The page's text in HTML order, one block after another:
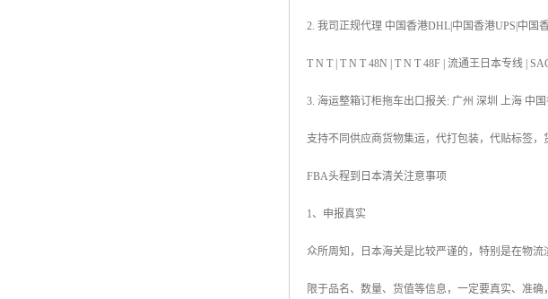
2. 我司正规代理 中国香港DHL|中国香港UPS|中国
T N T | T N T 48N | T N T 48F | 流通王日本专线 |
3. 海运整箱订柜拖车出口报关: 广州 深圳 上海 中
支持不同供应商货物集运，代打包装，代贴标签
FBA头程到日本清关注意事项
1、申报真实
众所周知，日本海关是比较严谨的，特别是在物
限于品名、数量、货值等信息，一定要真实、准确